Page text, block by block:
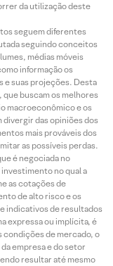
da utilização deste
seguem diferentes
seguindo conceitos
médias móveis
informação os
e suas projeções. Desta
que buscam os melhores
macroeconômico e os
divergir das opiniões dos
mais prováveis dos
as possíveis perdas.
é negociada no
no qual a
as cotações de
de alto risco e os
indicativos de resultados
expressa ou implícita, é
condições de mercado, o
empresa e do setor
resultar até mesmo